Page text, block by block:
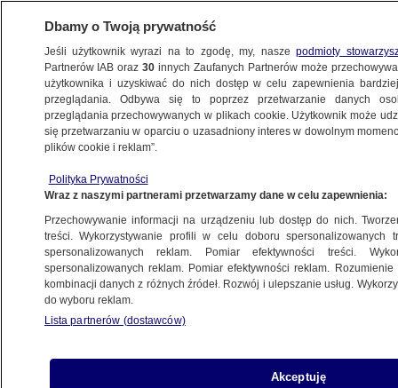
ŚWIAT
izraelskiej artystki
18.05.2025, 06:03
Posłuchaj artykułu
Czyta lektor AI
Dbamy o Twoją prywatność
Jeśli użytkownik wyrazi na to zgodę, my, naszepodmioty
Partnerów IAB oraz30 innych Zaufanych Partnerów może
użytkownika i uzyskiwać do nich dostęp w celu zapewnienia
przeglądania. Odbywa się to poprzez przetwarzanie danych
przeglądania przechowywanych w plikach cookie. Użytkownik może
się przetwarzaniu w oparciu o uzasadniony interes w dowolnym
plików cookie i reklam”.
Polityka Prywatności
Wraz z naszymi partnerami przetwarzamy dane w celu zapewnienia:
Przechowywanie informacji na urządzeniu lub dostęp do nich.
treści. Wykorzystywanie profili w celu doboru spersonalizowanych
spersonalizowanych reklam. Pomiar efektywności treści.
spersonalizowanych reklam. Pomiar efektywności reklam.
kombinacji danych z różnych źródeł. Rozwój i ulepszanie usług.
do wyboru reklam.
Lista partnerów (dostawców)
Akceptuję